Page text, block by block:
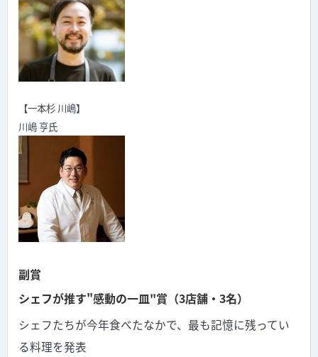
【一本杉 川嶋】
川嶋 亨氏
副賞
シェフが推す"感動の一皿"賞（3店舗・3名）
シェフたちが今年食べたなかで、最も記憶に残ってい
る料理を発表